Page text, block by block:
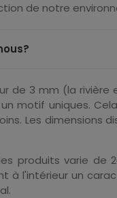
de notre
de 3 mm (la
motif uniques.
Les dimensions
produits varie de
à l'intérieur un